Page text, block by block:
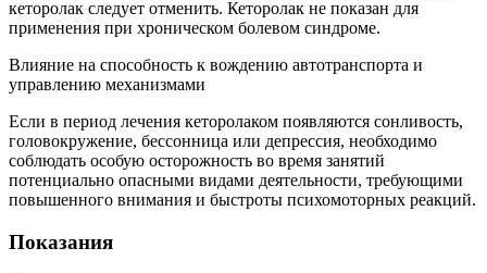
кеторолак следует отменить. Кеторолак не показан для
применения при хроническом болевом синдроме.
Влияние на способность к вождению автотранспорта и
управлению механизмами
Если в период лечения кеторолаком появляются сонливость,
головокружение, бессонница или депрессия, необходимо
соблюдать особую осторожность во время занятий
потенциально опасными видами деятельности, требующими
повышенного внимания и быстроты психомоторных реакций.
Показания